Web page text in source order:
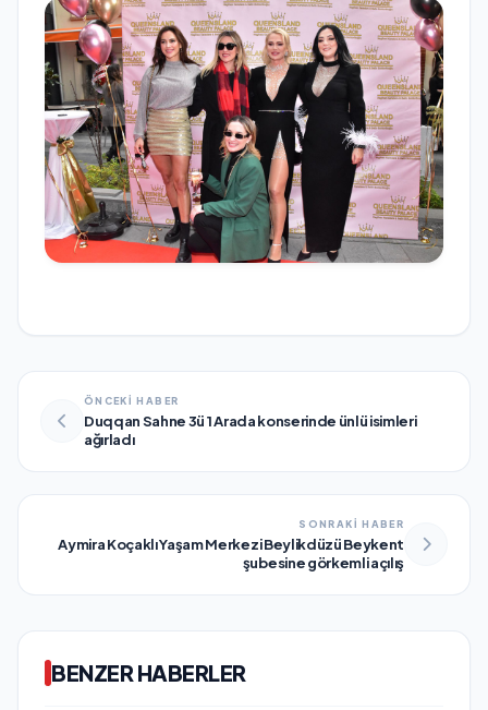
ÖNCEKİ HABER
Duqqan Sahne 3ü 1 Arada konserinde ünlü isimleri
ağırladı
SONRAKİ HABER
Aymira Koçaklı Yaşam Merkezi Beylikdüzü Beykent
şubesine görkemli açılış
BENZER HABERLER